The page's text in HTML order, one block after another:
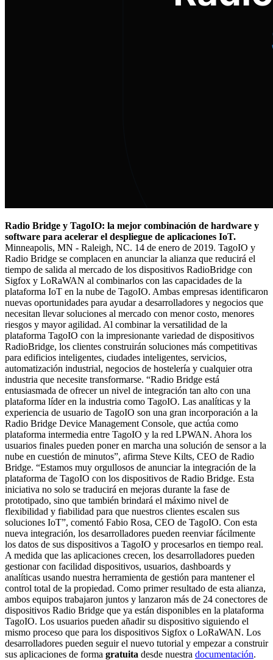
Radio Bridge y TagoIO: la mejor combinación de hardware y
software para acelerar el despliegue de aplicaciones IoT.
Minneapolis, MN - Raleigh, NC. 14 de enero de 2019. TagoIO y
Radio Bridge se complacen en anunciar la alianza que reducirá el
tiempo de salida al mercado de los dispositivos RadioBridge con
Sigfox y LoRaWAN al combinarlos con las capacidades de la
plataforma IoT en la nube de TagoIO. Ambas empresas identificaron
nuevas oportunidades para ayudar a desarrolladores y negocios que
necesitan llevar soluciones al mercado con menor costo, menores
riesgos y mayor agilidad. Al combinar la versatilidad de la
plataforma TagoIO con la impresionante variedad de dispositivos
RadioBridge, los clientes construirán soluciones más competitivas
para edificios inteligentes, ciudades inteligentes, servicios,
automatización industrial, negocios de hostelería y cualquier otra
industria que necesite transformarse. “Radio Bridge está
entusiasmada de ofrecer un nivel de integración tan alto con una
plataforma líder en la industria como TagoIO. Las analíticas y la
experiencia de usuario de TagoIO son una gran incorporación a la
Radio Bridge Device Management Console, que actúa como
plataforma intermedia entre TagoIO y la red LPWAN. Ahora los
usuarios finales pueden poner en marcha una solución de sensor a la
nube en cuestión de minutos”, afirma Steve Kilts, CEO de Radio
Bridge. “Estamos muy orgullosos de anunciar la integración de la
plataforma de TagoIO con los dispositivos de Radio Bridge. Esta
iniciativa no solo se traducirá en mejoras durante la fase de
prototipado, sino que también brindará el máximo nivel de
flexibilidad y fiabilidad para que nuestros clientes escalen sus
soluciones IoT”, comentó Fabio Rosa, CEO de TagoIO. Con esta
nueva integración, los desarrolladores pueden reenviar fácilmente
los datos de sus dispositivos a TagoIO y procesarlos en tiempo real.
A medida que las aplicaciones crecen, los desarrolladores pueden
gestionar con facilidad dispositivos, usuarios, dashboards y
analíticas usando nuestra herramienta de gestión para mantener el
control total de la propiedad. Como primer resultado de esta alianza,
ambos equipos trabajaron juntos y lanzaron más de 24 conectores de
dispositivos Radio Bridge que ya están disponibles en la plataforma
TagoIO. Los usuarios pueden añadir su dispositivo siguiendo el
mismo proceso que para los dispositivos Sigfox o LoRaWAN. Los
desarrolladores pueden seguir el nuevo tutorial y empezar a construir
sus aplicaciones de forma gratuita desde nuestra documentación.